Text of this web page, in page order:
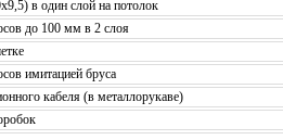
в один слой на потолок
до 100 мм в 2 слоя
имитацией бруса
кабеля (в металлорукаве)